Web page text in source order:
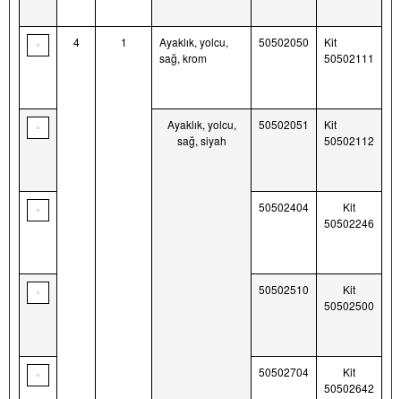
4 1
Ayaklık, yolcu,
sağ, krom
50502050
Kit
50502111
Ayaklık, yolcu,
sağ, siyah
50502051
Kit
50502112
50502404
Kit
50502246
50502510
Kit
50502500
50502704
Kit
50502642